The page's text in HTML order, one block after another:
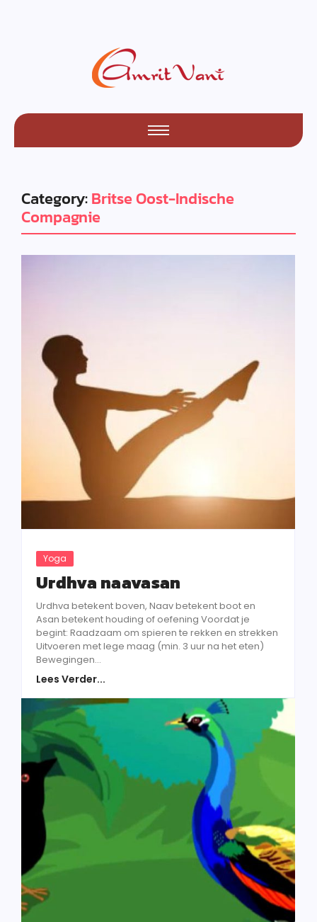
Category:Britse Oost-Indische
Compagnie
Yoga
Urdhva naavasan
Urdhva betekent boven, Naav betekent boot en
Asan betekent houding of oefening Voordat je
begint: Raadzaam om spieren te rekken en strekken
Uitvoeren met lege maag (min. 3 uur na het eten)
Bewegingen...
Lees Verder...